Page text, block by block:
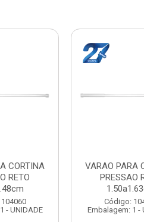
CORTINA
RETO
- UNIDADE
VARAL
MAXEB ACO
Código:
Embalagem: 1 -